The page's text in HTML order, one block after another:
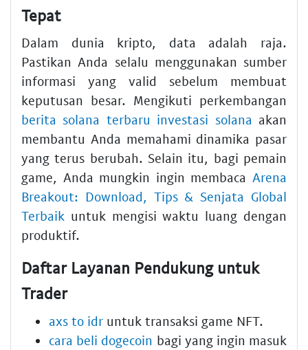
Tepat
Dalam dunia kripto, data adalah raja.
Pastikan Anda selalu menggunakan sumber
informasi yang valid sebelum membuat
keputusan besar. Mengikuti perkembangan
berita solana terbaru investasi solana akan
membantu Anda memahami dinamika pasar
yang terus berubah. Selain itu, bagi pemain
game, Anda mungkin ingin membaca Arena
Breakout: Download, Tips & Senjata Global
Terbaik untuk mengisi waktu luang dengan
produktif.
Daftar Layanan Pendukung untuk
Trader
axs to idr untuk transaksi game NFT.
cara beli dogecoin bagi yang ingin masuk